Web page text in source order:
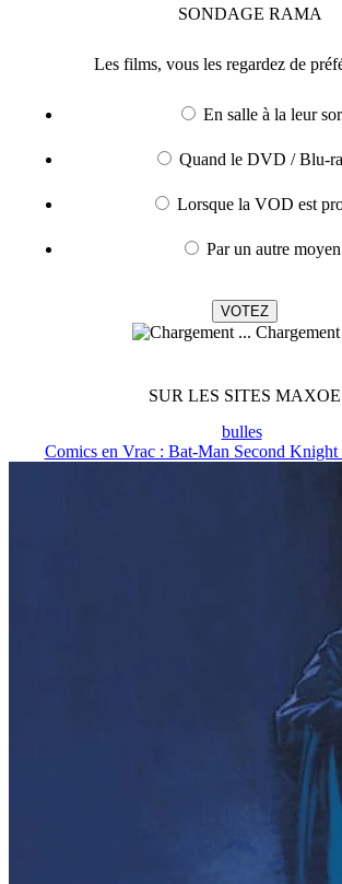
SONDAGE RAMA
Les films, vous les regardez de
En salle à la leur
Quand le DVD / Blu-
Lorsque la VOD est
Par un autre
SUR LES SITES MAXOE
bulles
Comics en Vrac : Bat-Man Second Knight